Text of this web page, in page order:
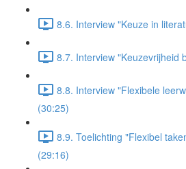
8.6. Interview "Keuze in
8.7. Interview "Keuzevrijheid
8.8. Interview "Flexibele
(30:25)
8.9. Toelichting "Flexibel
(29:16)